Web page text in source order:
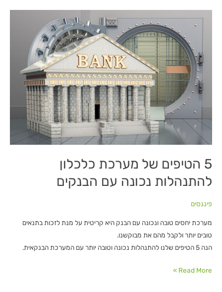
5 הטיפים של מערכת כלכלון
להתנהלות נכונה עם הבנקים
פיננסים
מערכת יחסים טובה ונכונה עם הבנק היא קריטית על מנת לזכות בתנאים
טובים יותר ולקבל מהם את מבוקשנו.
הנה 5 הטיפים שלנו להתנהלות נכונה וטובה יותר עם המערכת הבנקאית.
הטיפים
מערכת
כלכלון
להתנהלות
נכונה
הבנקים
Read More »